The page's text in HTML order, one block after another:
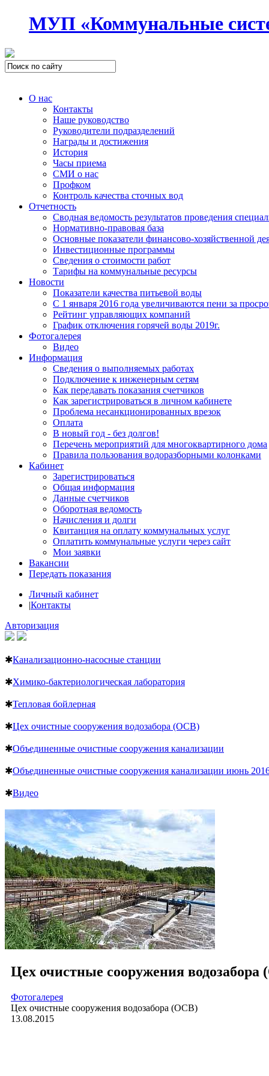
МУП «Коммунальные
О нас
Контакты
Наше руководство
Руководители подразделений
Награды и достижения
История
Часы приема
СМИ о нас
Профком
Контроль качества сточных вод
Отчетность
Сводная ведомость результатов проведения
Нормативно-правовая база
Основные показатели финансово-хозяйственной
Инвестиционные программы
Сведения о стоимости работ
Тарифы на коммунальные ресурсы
Новости
Показатели качества питьевой воды
С 1 января 2016 года увеличиваются пени за
Рейтинг управляющих компаний
График отключения горячей воды 2019г.
Фотогалерея
Видео
Информация
Сведения о выполняемых работах
Подключение к инженерным сетям
Как передавать показания счетчиков
Как зарегистрироваться в личном кабинете
Проблема несанкционированных врезок
Оплата
В новый год - без долгов!
Перечень мероприятий для многоквартирного дома
Правила пользования водоразборными колонками
Кабинет
Зарегистрироваться
Общая информация
Данные счетчиков
Оборотная ведомость
Начисления и долги
Квитанция на оплату коммунальных услуг
Оплатить коммунальные услуги через сайт
Мои заявки
Вакансии
Передать показания
Личный кабинет
|Контакты
Авторизация
✱Канализационно-насосные станции
✱Химико-бактериологическая лаборатория
✱Тепловая бойлерная
✱Цех очистные сооружения водозабора (ОСВ)
✱Объединенные очистные сооружения канализации
✱Объединенные очистные сооружения канализации июнь
✱Видео
Цех очистные сооружения
Фотогалерея
Цех очистные сооружения водозабора (ОСВ)
13.08.2015